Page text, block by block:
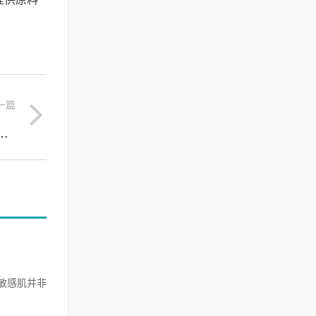
篇
的白细胞提取物解决方案
感肌并非